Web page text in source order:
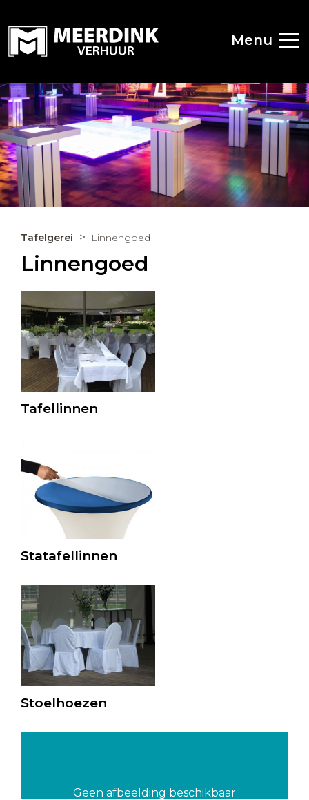
Menu
Tafelgerei Linnengoed
Linnengoed
Tafellinnen
Statafellinnen
Stoelhoezen
Geen afbeelding beschikbaar